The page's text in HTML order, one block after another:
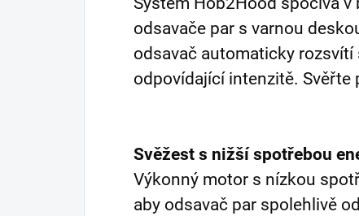
odsavače par s varnou
odsavač automaticky
odpovídající intenzitě.
Svěžest s nižší spotřebou
Výkonný motor s nízkou
aby odsavač par spolehlivě